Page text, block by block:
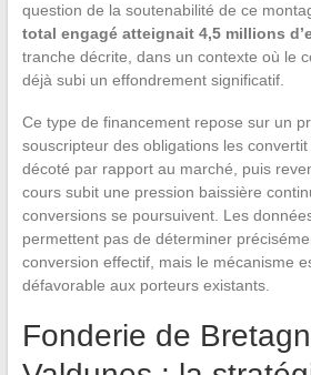
question de la soutenabilité de ce
total engagé atteignait 4,5 millions
tranche décrite, dans un contexte où le
déjà subi un effondrement significatif.
Ce type de financement repose sur un
souscripteur des obligations les
décoté par rapport au marché, puis
cours subit une pression baissière
conversions se poursuivent. Les
permettent pas de déterminer
conversion effectif, mais le mécanisme
défavorable aux porteurs existants.
Fonderie de